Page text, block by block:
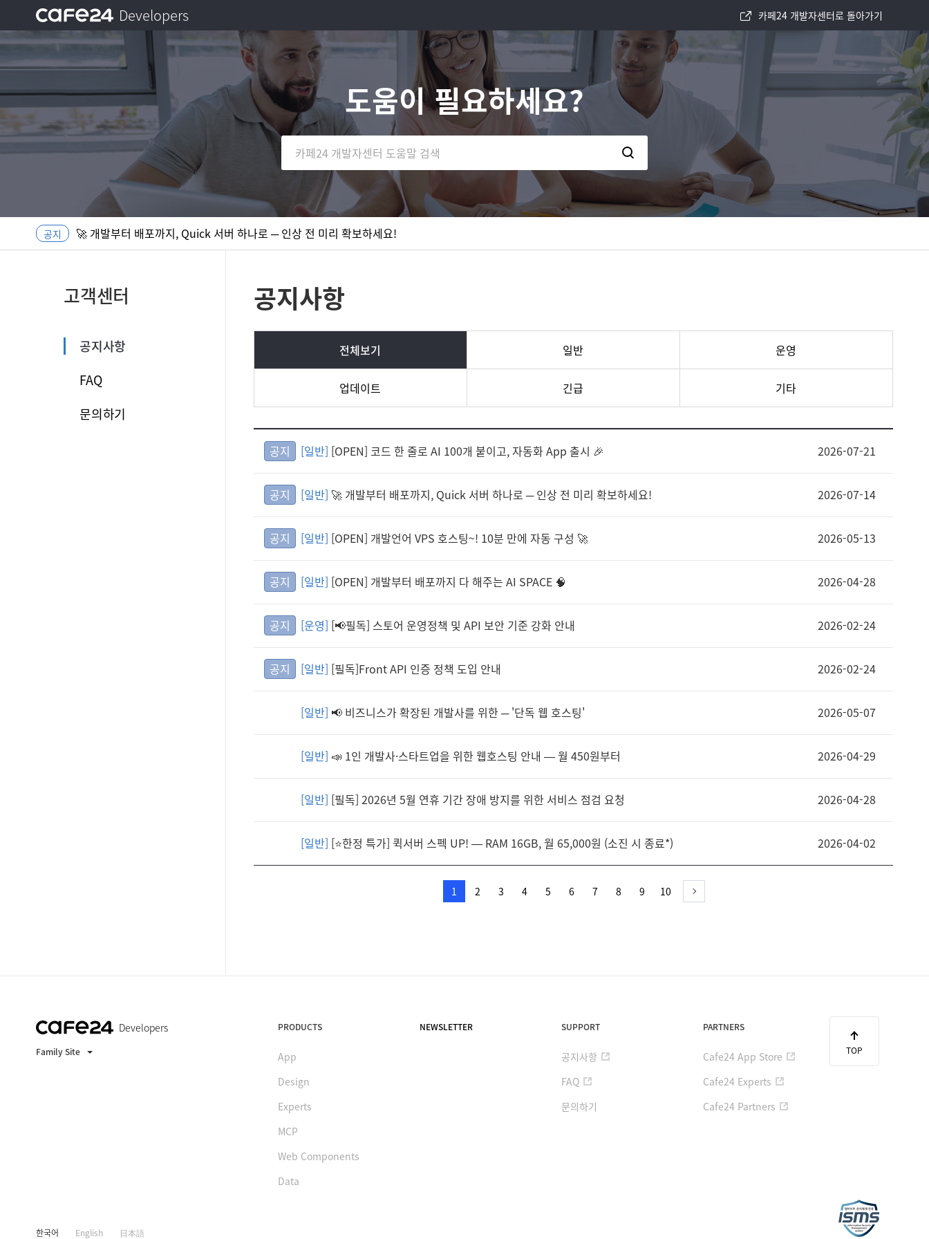
Developers 카페24 개발자센터로 돌아가기
로그인
도움이 필요하세요?
공지
[OPEN] 개발언어 VPS 호스팅~! 10분 만에 자동 구성 🚀
[OPEN] 코드 한 줄로 AI 100개 붙이고, 자동화 App 출시 🎉
🚀 개발부터 배포까지, Quick 서버 하나로 ─ 인상 전 미리 확보하세요!
[OPEN] 개발언어 VPS 호스팅~! 10분 만에 자동 구성 🚀
고객센터
공지사항
FAQ
문의하기
공지사항
전체보기 일반 운영
업데이트 긴급 기타
공지 [일반] [OPEN] 코드 한 줄로 AI 100개 붙이고, 자동화 App 출시 🎉 2026-07-21
공지 [일반] 🚀 개발부터 배포까지, Quick 서버 하나로 ─ 인상 전 미리 확보하세요! 2026-07-14
공지 [일반] [OPEN] 개발언어 VPS 호스팅~! 10분 만에 자동 구성 🚀 2026-05-13
공지 [일반] [OPEN] 개발부터 배포까지 다 해주는 AI SPACE 🧠 2026-04-28
공지 [운영] [📢필독] 스토어 운영정책 및 API 보안 기준 강화 안내 2026-02-24
공지 [일반] [필독]Front API 인증 정책 도입 안내 2026-02-24
[일반] 📢 비즈니스가 확장된 개발사를 위한 ─ '단독 웹 호스팅' 2026-05-07
[일반] 📣 1인 개발사·스타트업을 위한 웹호스팅 안내 — 월 450원부터 2026-04-29
[일반] [필독] 2026년 5월 연휴 기간 장애 방지를 위한 서비스 점검 요청 2026-04-28
[일반] [⭐한정 특가] 퀵서버 스펙 UP! — RAM 16GB, 월 65,000원 (소진 시 종료*) 2026-04-02
1 2 3 4 5 6 7 8 9 10
Developers
Family Site
한국어 English 日本語
PRODUCTS
App
Design
Experts
MCP
Web Components
Data
NEWSLETTER SUPPORT
공지사항
FAQ
문의하기
PARTNERS
Cafe24 App Store
Cafe24 Experts
Cafe24 Partners
TOP